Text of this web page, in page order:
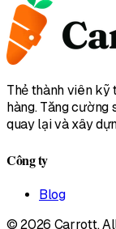
Thẻ thành viên kỹ
hàng. Tăng
quay lại và xây
Công ty
Blog
© 2026 Carrott.